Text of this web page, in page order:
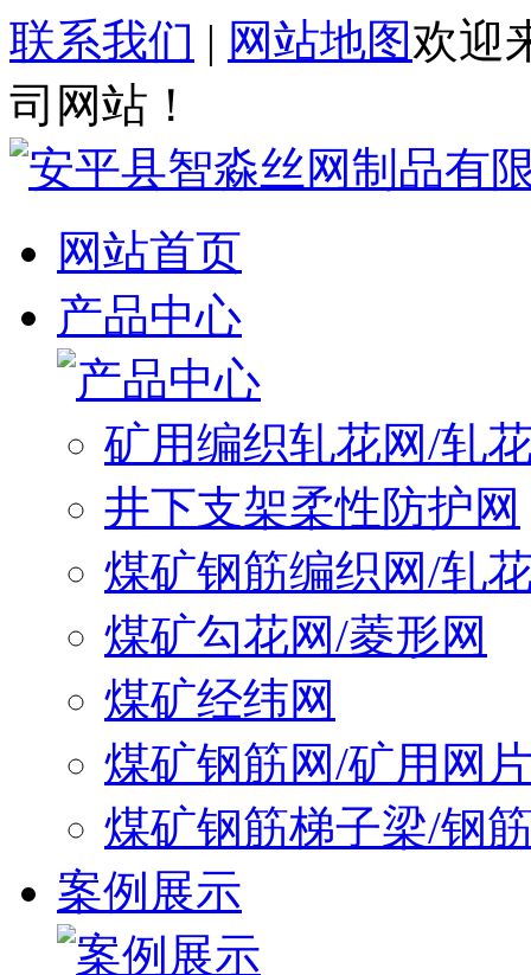
联系我们 | 网站地图欢迎
司网站！
网站首页
产品中心
矿用编织轧花网/轧
井下支架柔性防护网
煤矿钢筋编织网/轧
煤矿勾花网/菱形网
煤矿经纬网
煤矿钢筋网/矿用网
煤矿钢筋梯子梁/钢
案例展示